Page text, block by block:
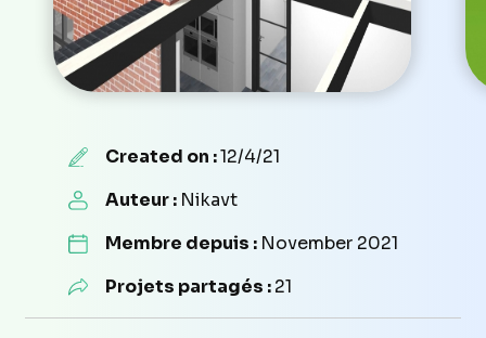
Created on :12/4/21
Auteur : Nikavt
Membre depuis : November 2021
Projets partagés :21